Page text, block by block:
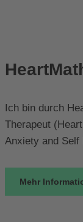
Ich bin durch
Therapeut
Anxiety and Self
Mehr